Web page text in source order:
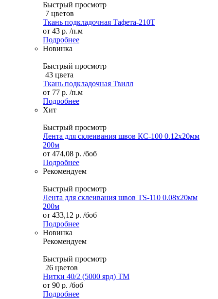
Быстрый просмотр
7 цветов
Ткань подкладочная Тафета-210T
от 43 р. /п.м
Подробнее
Новинка
Быстрый просмотр
43 цвета
Ткань подкладочная Твилл
от 77 р. /п.м
Подробнее
Хит
Быстрый просмотр
Лента для склеивания швов КС-100 0.12х20мм
200м
от 474,08 р. /боб
Подробнее
Рекомендуем
Быстрый просмотр
Лента для склеивания швов TS-110 0.08х20мм
200м
от 433,12 р. /боб
Подробнее
Новинка
Рекомендуем
Быстрый просмотр
26 цветов
Нитки 40/2 (5000 ярд) ТМ
от 90 р. /боб
Подробнее